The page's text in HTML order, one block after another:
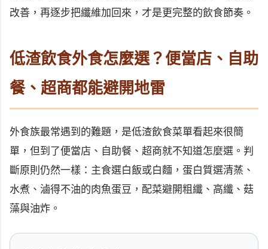
改善，再逐步把纖維加回來，才是更完整的飲食節奏。
低渣飲食外食怎麼選？便當店、自助
餐、超商都能避開地雷
外食族最常遇到的難題，是低渣飲食菜單看起來很簡
單，但到了便當店、自助餐、超商就不知道怎麼選。判
斷原則仍然一樣：主食選白飯或白麵，蛋白質選清蒸、
水煮、滷得不油的肉魚蛋豆，配菜避開粗纖、高纖、菇
藻與油炸。